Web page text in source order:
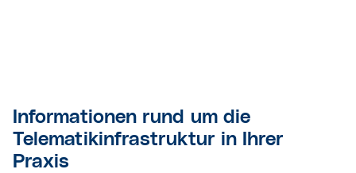
Informationen rund um die
Telematikinfrastruktur in Ihrer
Praxis